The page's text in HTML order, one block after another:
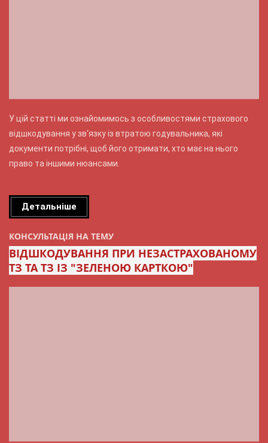
У цій статті ми ознайомимось з особливостями страхового
відшкодування у зв‘язку із втратою годувальника, які
документи потрібні, щоб його отримати, хто має на нього
право та іншими нюансами.
Детальніше
КОНСУЛЬТАЦІЯ НА ТЕМУ
ВІДШКОДУВАННЯ ПРИ НЕЗАСТРАХОВАНОМУ
ТЗ ТА ТЗ ІЗ "ЗЕЛЕНОЮ КАРТКОЮ"